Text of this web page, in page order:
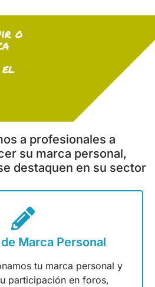
o
el
a profesionales a
su marca personal,
destaquen en su sector
Marca Personal
tu marca personal y
participación en foros,